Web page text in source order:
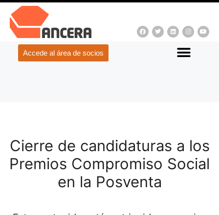
Accede al área de socios
Cierre de candidaturas a los
Premios Compromiso Social
en la Posventa